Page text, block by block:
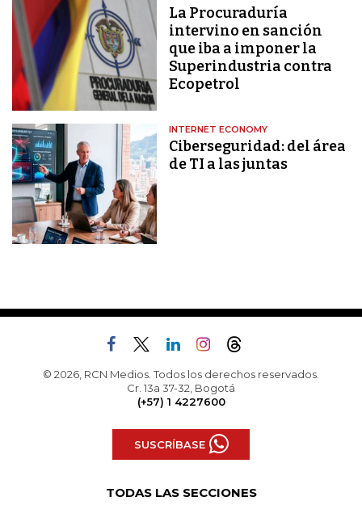
La Procuraduría
intervino en sanción
que iba a imponer la
Superindustria contra
Ecopetrol
INTERNET ECONOMY
Ciberseguridad: del área
de TI a las juntas
© 2026, RCN Medios. Todos los derechos reservados.
Cr. 13a 37-32, Bogotá
(+57) 1 4227600
SUSCRÍBASE
TODAS LAS SECCIONES